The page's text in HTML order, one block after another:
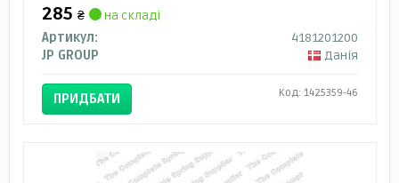
285 ₴
на складі
Артикул:
4181201200
JP GROUP
Данія
ПРИДБАТИ Код: 1425359-46